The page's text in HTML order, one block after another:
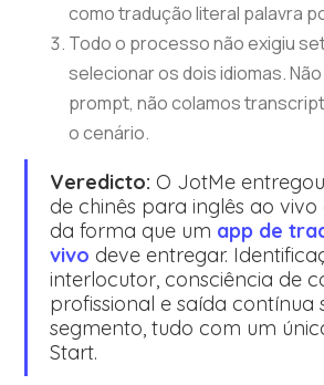
como tradução literal palavra
Todo o processo não exigiu
selecionar os dois idiomas.
prompt, não colamos
o cenário.
Veredicto: O JotMe
de chinês para inglês ao
da forma que um app de
vivo deve entregar.
interlocutor, consciência de
profissional e saída contínua
segmento, tudo com um
Start.